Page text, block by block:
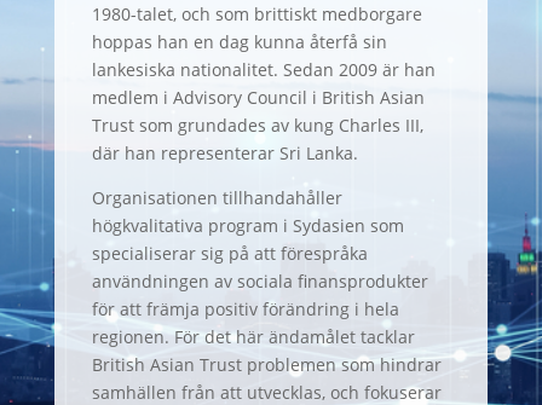
1980-talet, och som brittiskt medborgare
hoppas han en dag kunna återfå sin
lankesiska nationalitet. Sedan 2009 är han
medlem i Advisory Council i British Asian
Trust som grundades av kung Charles III,
där han representerar Sri Lanka.
Organisationen tillhandahåller
högkvalitativa program i Sydasien som
specialiserar sig på att förespråka
användningen av sociala finansprodukter
för att främja positiv förändring i hela
regionen. För det här ändamålet tacklar
British Asian Trust problemen som hindrar
samhällen från att utvecklas, och fokuserar